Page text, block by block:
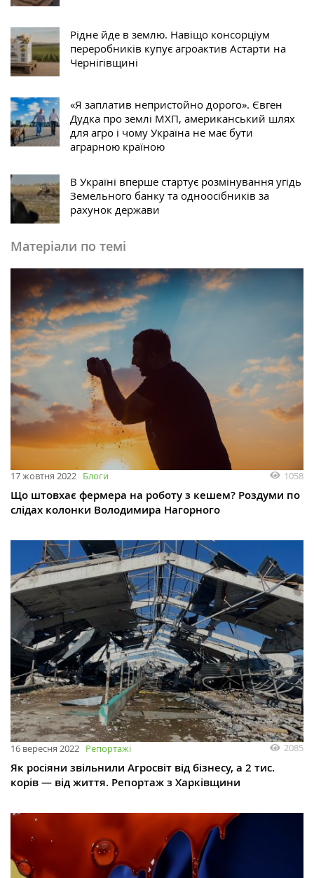
Рідне йде в землю. Навіщо консорціум
переробників купує агроактив Астарти на
Чернігівщині
«Я заплатив непристойно дорого». Євген
Дудка про землі МХП, американський шлях
для агро і чому Україна не має бути
аграрною країною
В Україні вперше стартує розмінування угідь
Земельного банку та одноосібників за
рахунок держави
Матеріали по темі
17 жовтня 2022 Блоги 1058
Що штовхає фермера на роботу з кешем? Роздуми по
слідах колонки Володимира Нагорного
16 вересня 2022 Репортажі 2085
Як росіяни звільнили Агросвіт від бізнесу, а 2 тис.
корів — від життя. Репортаж з Харківщини